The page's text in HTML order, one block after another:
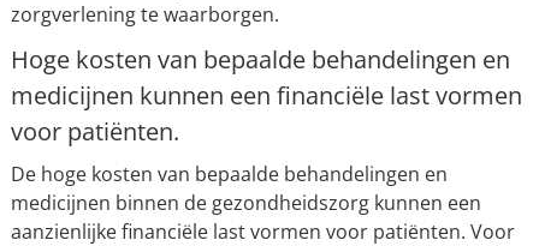
zorgverlening te waarborgen.
Hoge kosten van bepaalde behandelingen en
medicijnen kunnen een financiële last vormen
voor patiënten.
De hoge kosten van bepaalde behandelingen en
medicijnen binnen de gezondheidszorg kunnen een
aanzienlijke financiële last vormen voor patiënten. Voor